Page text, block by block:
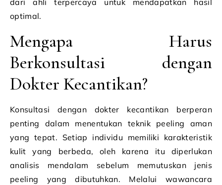
optimal.
Mengapa Harus
Berkonsultasi dengan
Dokter Kecantikan?
Konsultasi dengan dokter kecantikan berperan
penting dalam menentukan teknik peeling aman
yang tepat. Setiap individu memiliki karakteristik
kulit yang berbeda, oleh karena itu diperlukan
analisis mendalam sebelum memutuskan jenis
peeling yang dibutuhkan. Melalui wawancara